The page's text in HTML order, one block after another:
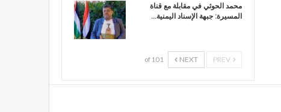
محمد الحوثي في مقابلة مع قناة
المسيرة: جبهة الإسناد اليمنية…
NEXT
1 of 10